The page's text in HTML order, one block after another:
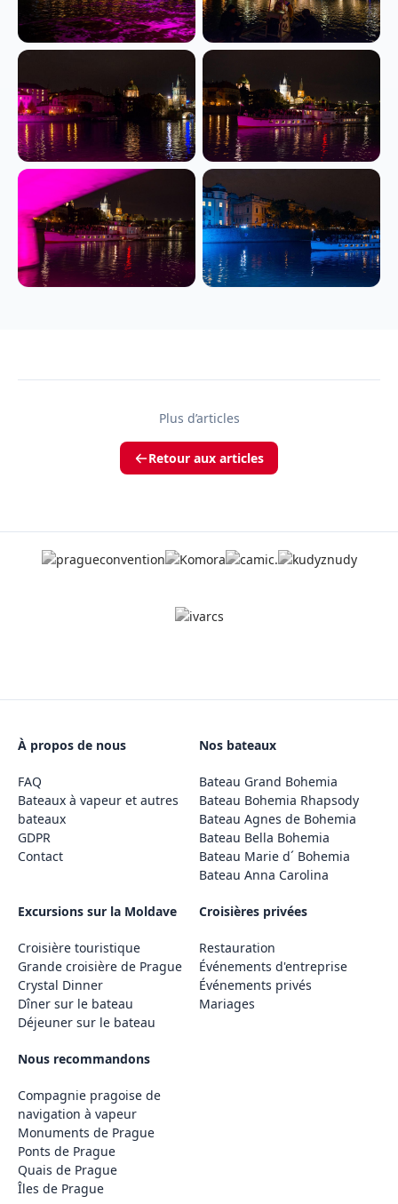
Plus d’articles
Retour aux articles
À propos de nous
FAQ
Bateaux à vapeur et autres
bateaux
GDPR
Contact
Nos bateaux
Bateau Grand Bohemia
Bateau Bohemia Rhapsody
Bateau Agnes de Bohemia
Bateau Bella Bohemia
Bateau Marie d´ Bohemia
Bateau Anna Carolina
Excursions sur la Moldave
Croisière touristique
Grande croisière de Prague
Crystal Dinner
Dîner sur le bateau
Déjeuner sur le bateau
Croisières privées
Restauration
Événements d'entreprise
Événements privés
Mariages
Nous recommandons
Compagnie pragoise de
navigation à vapeur
Monuments de Prague
Ponts de Prague
Quais de Prague
Îles de Prague